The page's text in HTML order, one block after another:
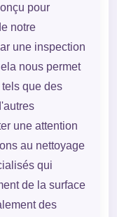
pour
notre
une inspection
nous permet
que des
une attention
au nettoyage
qui
de la surface
des